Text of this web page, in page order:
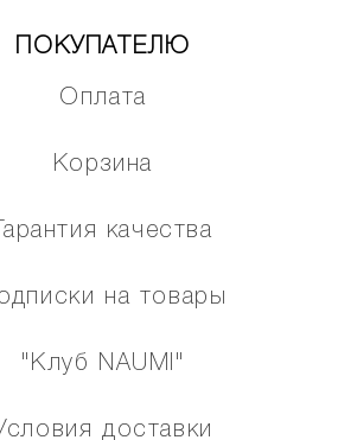
ПОКУПАТЕЛЮ
Оплата
Корзина
Гарантия качества
на товары
"Клуб NAUMI"
доставки